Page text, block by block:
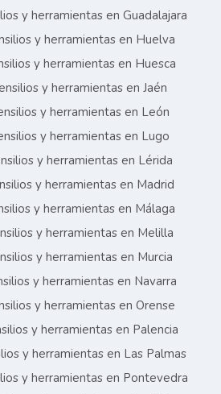
y herramientas en Guadalajara
y herramientas en Huelva
y herramientas en Huesca
y herramientas en Jaén
y herramientas en León
y herramientas en Lugo
y herramientas en Lérida
y herramientas en Madrid
y herramientas en Málaga
y herramientas en Melilla
y herramientas en Murcia
y herramientas en Navarra
y herramientas en Orense
y herramientas en Palencia
y herramientas en Las Palmas
y herramientas en Pontevedra